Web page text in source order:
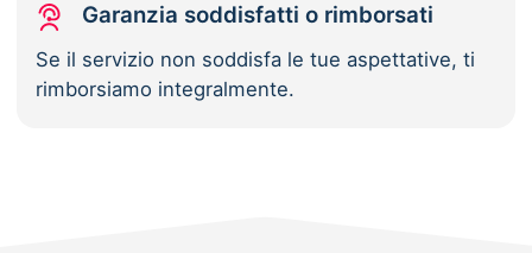
Garanzia soddisfatti o rimborsati
Se il servizio non soddisfa le tue aspettative, ti
rimborsiamo integralmente.